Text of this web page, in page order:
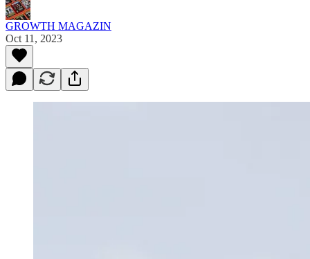
GROWTH MAGAZIN
Oct 11, 2023